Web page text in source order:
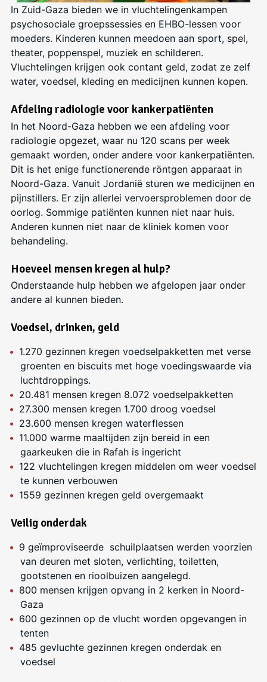
In Zuid-Gaza bieden we in vluchtelingenkampen
psychosociale groepssessies en EHBO-lessen voor
moeders. Kinderen kunnen meedoen aan sport, spel,
theater, poppenspel, muziek en schilderen.
Vluchtelingen krijgen ook contant geld, zodat ze zelf
water, voedsel, kleding en medicijnen kunnen kopen.
Afdeling radiologie voor kankerpatiënten
In het Noord-Gaza hebben we een afdeling voor
radiologie opgezet, waar nu 120 scans per week
gemaakt worden, onder andere voor kankerpatiënten.
Dit is het enige functionerende röntgen apparaat in
Noord-Gaza. Vanuit Jordanië sturen we medicijnen en
pijnstillers. Er zijn allerlei vervoersproblemen door de
oorlog. Sommige patiënten kunnen niet naar huis.
Anderen kunnen niet naar de kliniek komen voor
behandeling.
Hoeveel mensen kregen al hulp?
Onderstaande hulp hebben we afgelopen jaar onder
andere al kunnen bieden.
Voedsel, drinken, geld
1.270 gezinnen kregen voedselpakketten met verse
groenten en biscuits met hoge voedingswaarde via
luchtdroppings.
20.481 mensen kregen 8.072 voedselpakketten
27.300 mensen kregen 1.700 droog voedsel
23.600 mensen kregen waterflessen
11.000 warme maaltijden zijn bereid in een
gaarkeuken die in Rafah is ingericht
122 vluchtelingen kregen middelen om weer voedsel
te kunnen verbouwen
1559 gezinnen kregen geld overgemaakt
Veilig onderdak
9 geïmproviseerde schuilplaatsen werden voorzien
van deuren met sloten, verlichting, toiletten,
gootstenen en rioolbuizen aangelegd.
800 mensen krijgen opvang in 2 kerken in Noord-
Gaza
600 gezinnen op de vlucht worden opgevangen in
tenten
485 gevluchte gezinnen kregen onderdak en
voedsel